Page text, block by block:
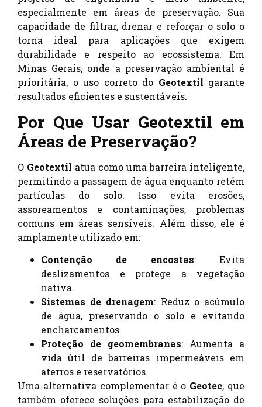
especialmente em áreas de preservação. Sua
capacidade de filtrar, drenar e reforçar o solo o
torna ideal para aplicações que exigem
durabilidade e respeito ao ecossistema. Em
Minas Gerais, onde a preservação ambiental é
prioritária, o uso correto do Geotextil garante
resultados eficientes e sustentáveis.
Por Que Usar Geotextil em
Áreas de Preservação?
O Geotextil atua como uma barreira inteligente,
permitindo a passagem de água enquanto retém
partículas do solo. Isso evita erosões,
assoreamentos e contaminações, problemas
comuns em áreas sensíveis. Além disso, ele é
amplamente utilizado em:
Contenção de encostas: Evita
deslizamentos e protege a vegetação
nativa.
Sistemas de drenagem: Reduz o acúmulo
de água, preservando o solo e evitando
encharcamentos.
Proteção de geomembranas: Aumenta a
vida útil de barreiras impermeáveis em
aterros e reservatórios.
Uma alternativa complementar é o Geotec, que
também oferece soluções para estabilização de